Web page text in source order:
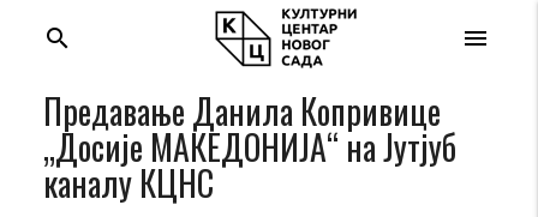
menu
search
Предавање Данила Копривице
„Досије МАКЕДОНИЈА“ на Jутјуб
каналу КЦНС